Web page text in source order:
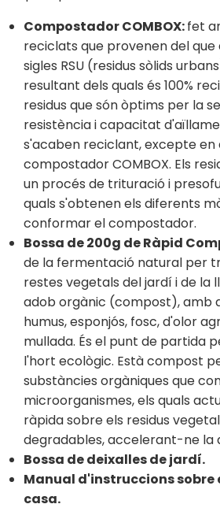
Compostador COMBOX:fet
reciclats que provenen del que
sigles RSU (residus sòlids
resultant dels quals és 100%
residus que són òptims per la
resistència i capacitat
s'acaben reciclant, excepte en
compostador COMBOX. Els
un procés de trituració i
quals s'obtenen els diferents
conformar el compostador.
Bossa de 200g de Ràpid
de la fermentació natural per
restes vegetals del jardí i de la
adob orgànic (compost), amb
humus, esponjós, fosc, d'olor
mullada. És el punt de partida
l'hort ecològic. Està compost
substàncies orgàniques que
microorganismes, els quals
ràpida sobre els residus
degradables, accelerant-ne la
Bossa de deixalles de jardí.
Manual d'instruccions
casa.